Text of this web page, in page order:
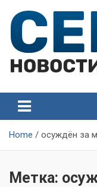
content
Севастополя
Home осуждён за
Метка: